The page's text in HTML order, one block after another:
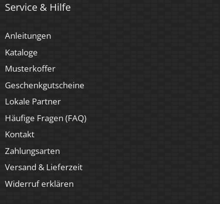
Marke / Hersteller
Luxvenum
Service & Hilfe
Anleitungen
Kataloge
Musterkoffer
Geschenkgutscheine
Lokale Partner
Häufige Fragen (FAQ)
Kontakt
Zahlungsarten
Versand & Lieferzeit
Widerruf erklären